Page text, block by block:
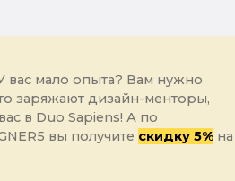
вас мало опыта? Вам нужно
заряжают дизайн-менторы,
в Duo Sapiens! А по
вы получите скидку 5%на